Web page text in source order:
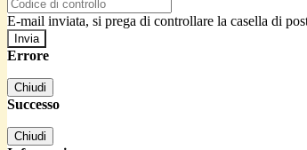
E-mail inviata, si prega di controllare la casella di
Errore
Chiudi
Successo
Chiudi